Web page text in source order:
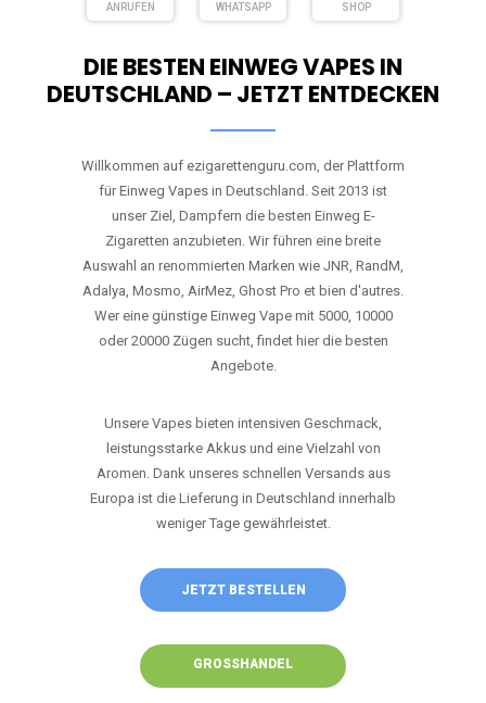
ANRUFEN WHATSAPP SHOP
DIE BESTEN EINWEG VAPES IN
DEUTSCHLAND – JETZT ENTDECKEN
Willkommen auf ezigarettenguru.com, der Plattform
für Einweg Vapes in Deutschland. Seit 2013 ist
unser Ziel, Dampfern die besten Einweg E-
Zigaretten anzubieten. Wir führen eine breite
Auswahl an renommierten Marken wie JNR, RandM,
Adalya, Mosmo, AirMez, Ghost Pro et bien d'autres.
Wer eine günstige Einweg Vape mit 5000, 10000
oder 20000 Zügen sucht, findet hier die besten
Angebote.
Unsere Vapes bieten intensiven Geschmack,
leistungsstarke Akkus und eine Vielzahl von
Aromen. Dank unseres schnellen Versands aus
Europa ist die Lieferung in Deutschland innerhalb
weniger Tage gewährleistet.
JETZT BESTELLEN
GROSSHANDEL